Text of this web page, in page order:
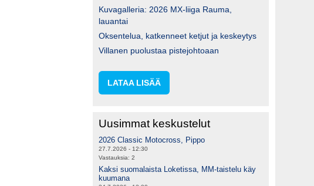
Kuvagalleria: 2026 MX-liiga Rauma,
lauantai
Oksentelua, katkenneet ketjut ja keskeytys
Villanen puolustaa pistejohtoaan
LATAA LISÄÄ
Uusimmat keskustelut
2026 Classic Motocross, Pippo
27.7.2026 - 12:30
Vastauksia: 2
Kaksi suomalaista Loketissa, MM-taistelu käy
kuumana